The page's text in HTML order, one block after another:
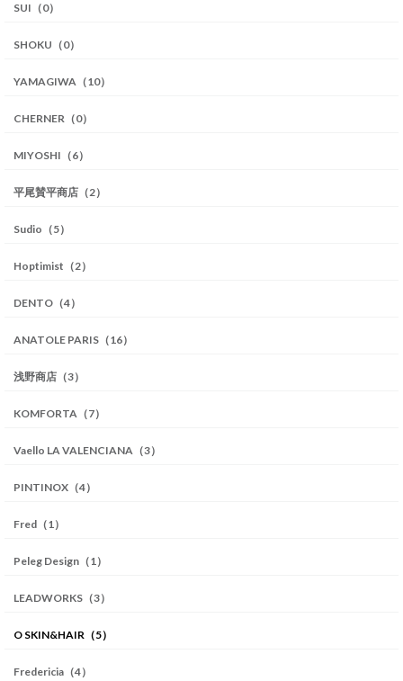
SUI（0）
SHOKU（0）
YAMAGIWA（10）
CHERNER（0）
MIYOSHI（6）
平尾賛平商店（2）
Sudio（5）
Hoptimist（2）
DENTO（4）
ANATOLE PARIS（16）
浅野商店（3）
KOMFORTA（7）
Vaello LA VALENCIANA（3）
PINTINOX（4）
Fred（1）
Peleg Design（1）
LEADWORKS（3）
O SKIN&HAIR（5）
Fredericia（4）